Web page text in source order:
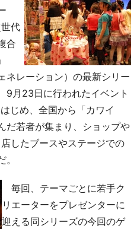
代
合
ネレーション）の最新シリー
9月23日に行われたイベント
じめ、全国から「カワイ
だ若者が集まり、ショップや
したブースやステージでの
毎回、テーマごとに若手ク
リエーターをプレゼンターに
迎える同シリーズの今回のゲ